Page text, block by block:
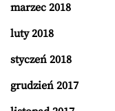
marzec 2018
luty 2018
styczeń 2018
grudzień 2017